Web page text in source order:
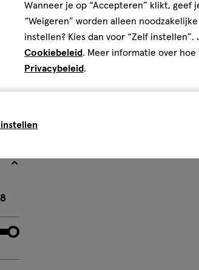
Wanneer je op “Accepteren” klikt, geef
“Weigeren” worden alleen
instellen? Kies dan voor “Zelf
Cookiebeleid. Meer informatie over hoe
Privacybeleid.